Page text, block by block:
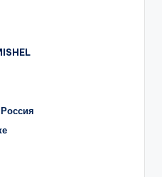
Россия